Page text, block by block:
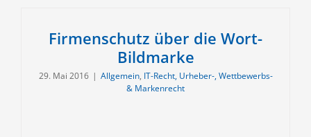
Firmenschutz über die Wort-
Bildmarke
29. Mai 2016 | Allgemein, IT-Recht, Urheber-, Wettbewerbs-
& Markenrecht